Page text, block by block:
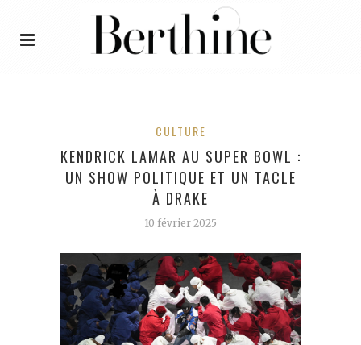
CULTURE
KENDRICK LAMAR AU SUPER BOWL :
UN SHOW POLITIQUE ET UN TACLE
À DRAKE
10 février 2025